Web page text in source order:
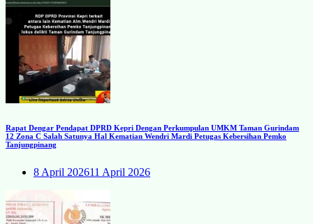
Rapat Dengar Pendapat DPRD Kepri Dengan Perkumpulan UMKM Taman Gurindam
12 Zona C Salah Satunya Hal Kematian Wendri Mardi Petugas Kebersihan Pemko
Tanjungpinang
8 April 202611 April 2026